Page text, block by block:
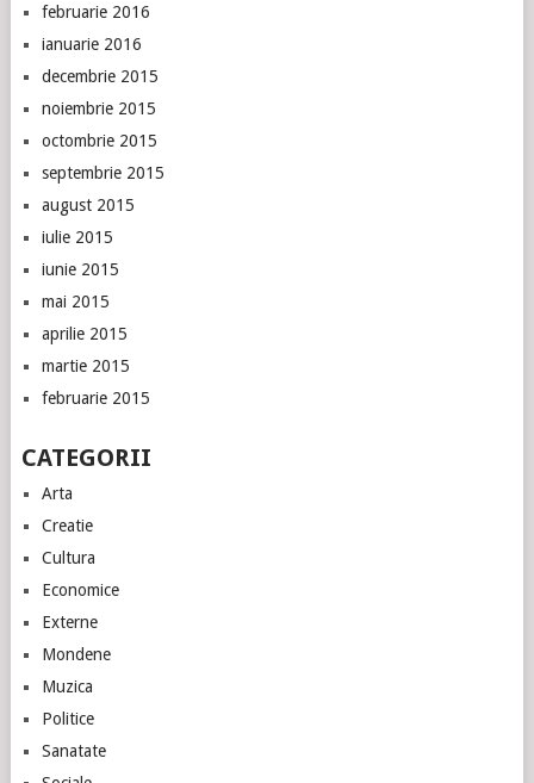
februarie 2016
ianuarie 2016
decembrie 2015
noiembrie 2015
octombrie 2015
septembrie 2015
august 2015
iulie 2015
iunie 2015
mai 2015
aprilie 2015
martie 2015
februarie 2015
CATEGORII
Arta
Creatie
Cultura
Economice
Externe
Mondene
Muzica
Politice
Sanatate